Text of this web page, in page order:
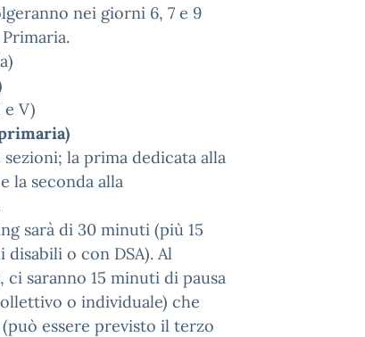
nei giorni 6, 7 e 9
e V)
sezioni; la prima dedicata alla
la seconda alla
sarà di 30 minuti (più 15
o con DSA). Al
saranno 15 minuti di pausa
o individuale) che
essere previsto il terzo